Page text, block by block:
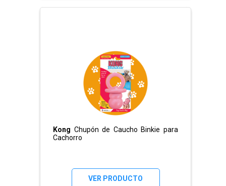
Kong Chupón de Caucho Binkie para
Cachorro
VER PRODUCTO